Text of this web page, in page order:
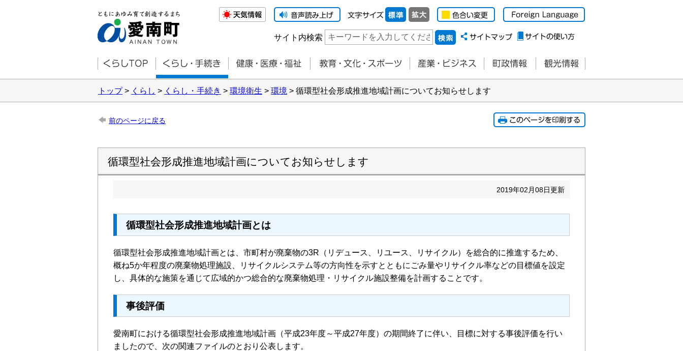
サイト内検索
トップ> くらし > くらし・手続き > 環境衛生 > 環境 > 循環型社会形成推進地域計画についてお知らせします
前のページに戻る
循環型社会形成推進地域計画についてお知らせします
2019年02 月08日更新
循環型社会形成推進地域計画とは
循環型社会形成推進地域計画とは、市町村が廃棄物の3R（リデュース、リユース、リサイクル）を総合的に推進するため、
概ね5か年程度の廃棄物処理施設、リサイクルシステム等の方向性を示すとともにごみ量やリサイクル率などの目標値を設定
し、具体的な施策を通じて広域的かつ総合的な廃棄物処理・リサイクル施設整備を計画することです。
事後評価
愛南町における循環型社会形成推進地域計画（平成23年度～平成27年度）の期間終了に伴い、目標に対する事後評価を行い
ましたので、次の関連ファイルのとおり公表します。